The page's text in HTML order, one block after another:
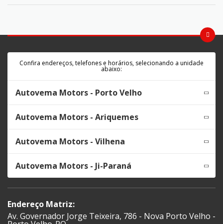
Confira endereços, telefones e horários, selecionando a unidade
abaixo:
Autovema Motors - Porto Velho
Autovema Motors - Ariquemes
Autovema Motors - Vilhena
Autovema Motors - Ji-Paraná
Endereço Matriz:
Av. Governador Jorge Teixeira, 786 - Nova Porto Velho -